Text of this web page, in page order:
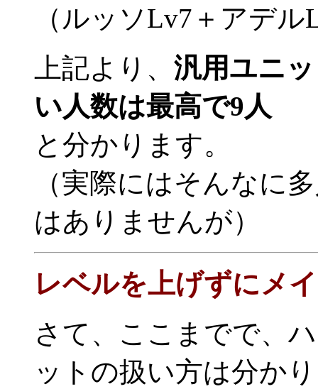
（ルッソLv7＋アデ
上記より、 汎用ユニ
い人数は最高で9人
と分かります。
（実際にはそんなに
はありませんが）
レベルを上げずにメ
さて、ここまでで、
ットの扱い方は分か